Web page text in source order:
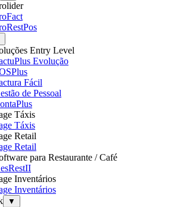
Entry Level
Evolução
Fácil
de Pessoal
Táxis
Táxis
Retail
Retail
para Restaurante / Café
Inventários
Inventários
▼